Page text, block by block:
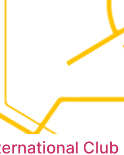
Club